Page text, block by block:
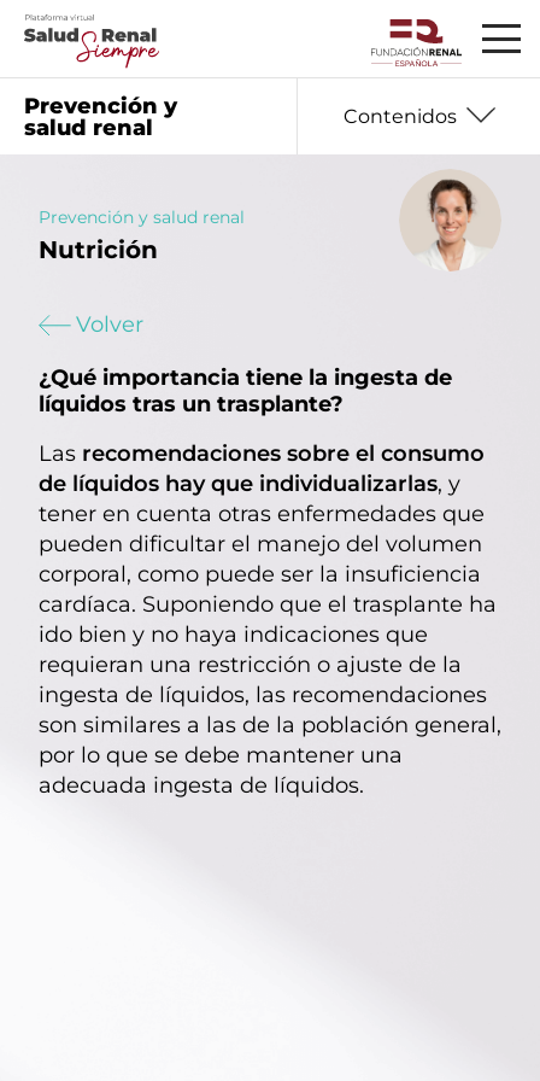
Prevención y
salud renal
Contenidos
01
Información básica
04
Hablan los expertos
06
Nutrición
Prevención y salud renal
Nutrición
Volver
¿Qué importancia tiene la ingesta de
líquidos tras un trasplante?
Las recomendaciones sobre el consumo
de líquidos hay que individualizarlas, y
tener en cuenta otras enfermedades que
pueden dificultar el manejo del volumen
corporal, como puede ser la insuficiencia
cardíaca. Suponiendo que el trasplante ha
ido bien y no haya indicaciones que
requieran una restricción o ajuste de la
ingesta de líquidos, las recomendaciones
son similares a las de la población general,
por lo que se debe mantener una
adecuada ingesta de líquidos.